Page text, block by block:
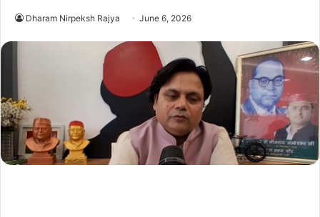
Dharam Nirpeksh Rajya June 6, 2026